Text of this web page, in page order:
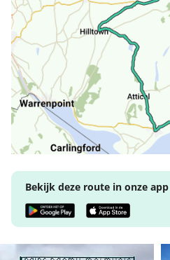
Bekijk deze route in onze app